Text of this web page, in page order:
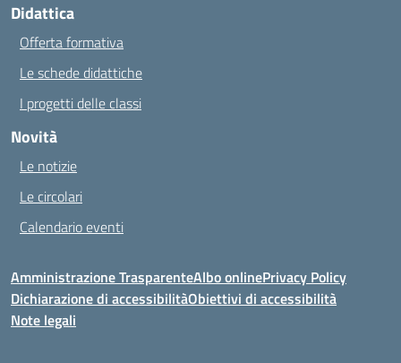
Didattica
Offerta formativa
Le schede didattiche
I progetti delle classi
Novità
Le notizie
Le circolari
Calendario eventi
Amministrazione TrasparenteAlbo onlinePrivacy Policy
Dichiarazione di accessibilitàObiettivi di accessibilità
Note legali